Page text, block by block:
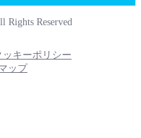
Rights Reserved
ッキーポリシー
ップ